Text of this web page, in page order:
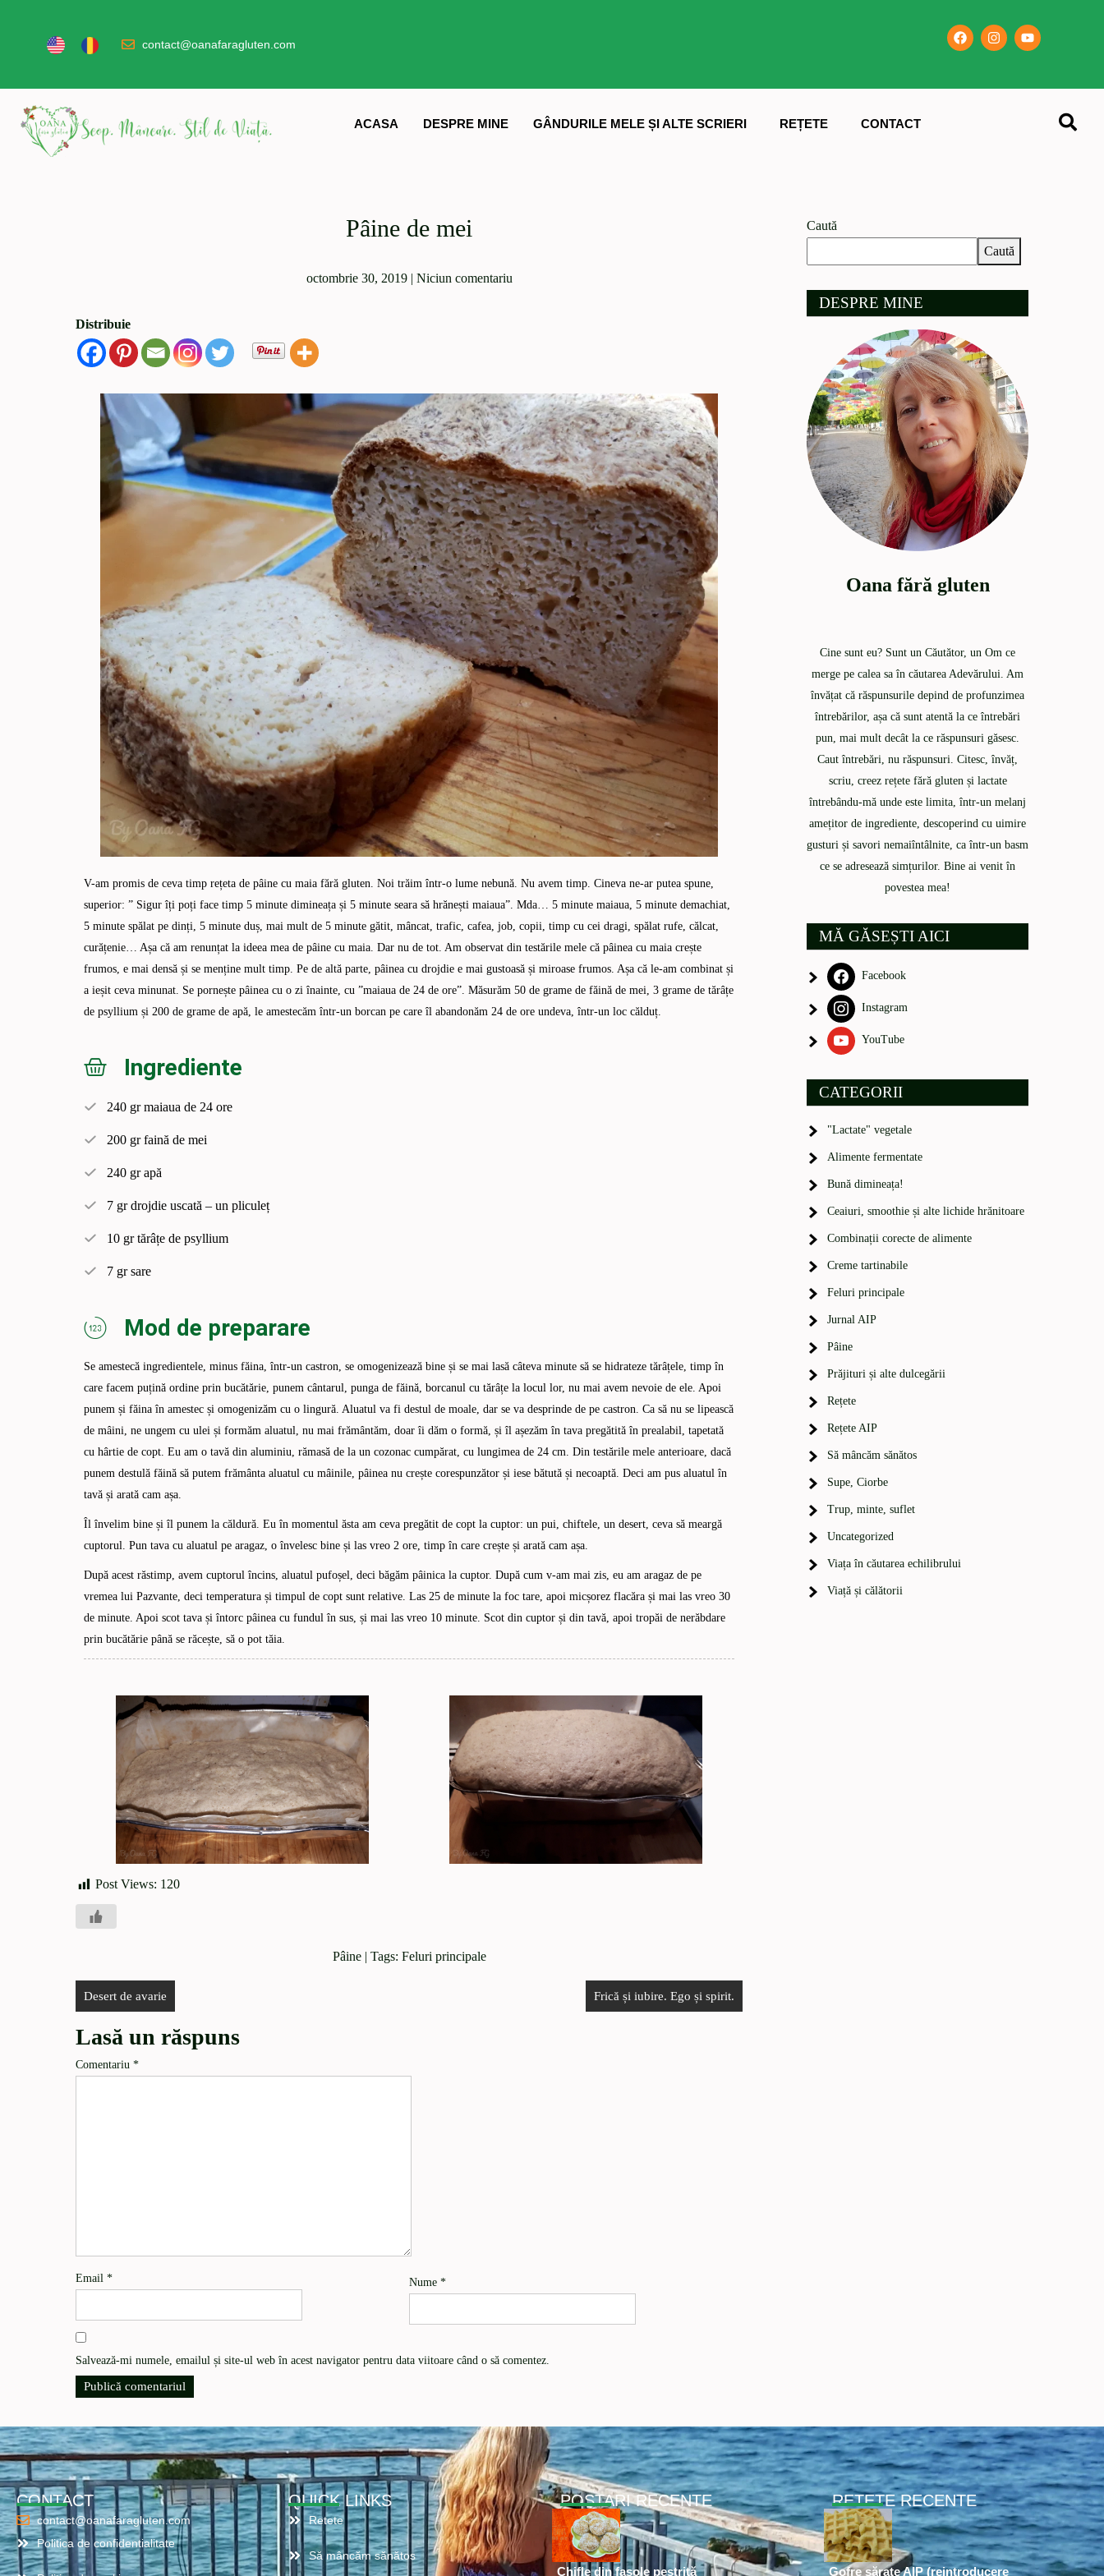
contact@oanafaragluten.com
ACASA DESPRE MINE GÂNDURILE MELE ȘI ALTE SCRIERI REȚETE CONTACT
Pâine de mei
octombrie 30, 2019| Niciun comentariu
Distribuie
V-am promis de ceva timp rețeta de pâine cu maia fără gluten. Noi trăim într-o lume nebună. Nu avem timp. Cineva ne-ar putea spune,
superior: ” Sigur îți poți face timp 5 minute dimineața și 5 minute seara să hrănești maiaua”. Mda… 5 minute maiaua, 5 minute demachiat,
5 minute spălat pe dinți, 5 minute duș, mai mult de 5 minute gătit, mâncat, trafic, cafea, job, copii, timp cu cei dragi, spălat rufe, călcat,
curățenie… Așa că am renunțat la ideea mea de pâine cu maia. Dar nu de tot. Am observat din testările mele că pâinea cu maia crește
frumos, e mai densă și se menține mult timp. Pe de altă parte, pâinea cu drojdie e mai gustoasă și miroase frumos. Așa că le-am combinat și
a ieșit ceva minunat. Se pornește pâinea cu o zi înainte, cu ”maiaua de 24 de ore”. Măsurăm 50 de grame de făină de mei, 3 grame de tărâțe
de psyllium și 200 de grame de apă, le amestecăm într-un borcan pe care îl abandonăm 24 de ore undeva, într-un loc călduț.
Ingrediente
240 gr maiaua de 24 ore
200 gr faină de mei
240 gr apă
7 gr drojdie uscată – un pliculeț
10 gr tărâțe de psyllium
7 gr sare
Mod de preparare
Se amestecă ingredientele, minus făina, într-un castron, se omogenizează bine și se mai lasă câteva minute să se hidrateze tărâțele, timp în
care facem puțină ordine prin bucătărie, punem cântarul, punga de făină, borcanul cu tărâțe la locul lor, nu mai avem nevoie de ele. Apoi
punem și făina în amestec și omogenizăm cu o lingură. Aluatul va fi destul de moale, dar se va desprinde de pe castron. Ca să nu se lipească
de mâini, ne ungem cu ulei și formăm aluatul, nu mai frământăm, doar îi dăm o formă, și îl așezăm în tava pregătită în prealabil, tapetată
cu hârtie de copt. Eu am o tavă din aluminiu, rămasă de la un cozonac cumpărat, cu lungimea de 24 cm. Din testările mele anterioare, dacă
punem destulă făină să putem frământa aluatul cu mâinile, pâinea nu crește corespunzător și iese bătută și necoaptă. Deci am pus aluatul în
tavă și arată cam așa.
Îl învelim bine și îl punem la căldură. Eu în momentul ăsta am ceva pregătit de copt la cuptor: un pui, chiftele, un desert, ceva să meargă
cuptorul. Pun tava cu aluatul pe aragaz, o învelesc bine și las vreo 2 ore, timp în care crește și arată cam așa.
După acest răstimp, avem cuptorul încins, aluatul pufoșel, deci băgăm pâinica la cuptor. După cum v-am mai zis, eu am aragaz de pe
vremea lui Pazvante, deci temperatura și timpul de copt sunt relative. Las 25 de minute la foc tare, apoi micșorez flacăra și mai las vreo 30
de minute. Apoi scot tava și întorc pâinea cu fundul în sus, și mai las vreo 10 minute. Scot din cuptor și din tavă, apoi tropăi de nerăbdare
prin bucătărie până se răcește, să o pot tăia.
Post Views: 120
Pâine| Tags: Feluri principale
Desert de avarie Frică și iubire. Ego și spirit.
Lasă un răspuns
Comentariu *
Nume *
Email *
Salvează-mi numele, emailul și site-ul web în acest navigator pentru data viitoare când o să comentez.
Caută
Caută
DESPRE MINE
Oana fără gluten
Cine sunt eu? Sunt un Căutător, un Om ce
merge pe calea sa în căutarea Adevărului. Am
învățat că răspunsurile depind de profunzimea
întrebărilor, așa că sunt atentă la ce întrebări
pun, mai mult decât la ce răspunsuri găsesc.
Caut întrebări, nu răspunsuri. Citesc, învăț,
scriu, creez rețete fără gluten și lactate
întrebându-mă unde este limita, într-un melanj
amețitor de ingrediente, descoperind cu uimire
gusturi și savori nemaiîntâlnite, ca într-un basm
ce se adresează simțurilor. Bine ai venit în
povestea mea!
MĂ GĂSEȘTI AICI
Facebook
Instagram
YouTube
CATEGORII
"Lactate" vegetale
Alimente fermentate
Bună dimineața!
Ceaiuri, smoothie și alte lichide hrănitoare
Combinații corecte de alimente
Creme tartinabile
Feluri principale
Jurnal AIP
Pâine
Prăjituri și alte dulcegării
Rețete
Rețete AIP
Să mâncăm sănătos
Supe, Ciorbe
Trup, minte, suflet
Uncategorized
Viața în căutarea echilibrului
Viață și călătorii
CONTACT
contact@oanafaragluten.com
Politica de confidentialitate
QUICK LINKS
Retete
Să mâncăm sănătos
POSTARI RECENTE
Chifle din fasole pestriță
RETETE RECENTE
Gofre sărate AIP (reintroducere